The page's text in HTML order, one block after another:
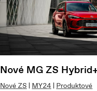
Nové MG ZS
Nové ZS | MY24 | Produktové